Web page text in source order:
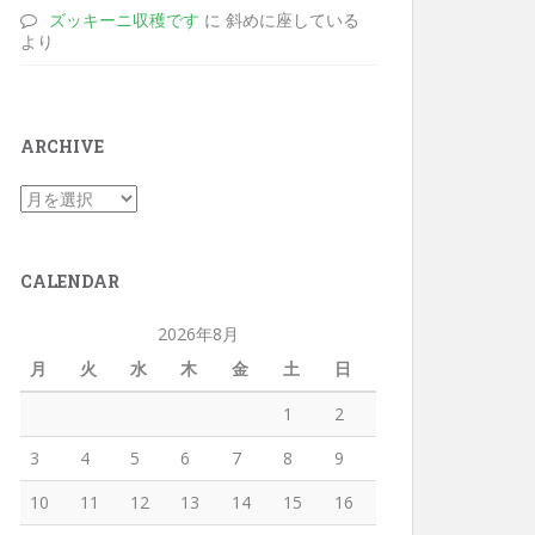
ズッキーニ収穫です に 斜めに座している
より
ARCHIVE
CALENDAR
2026年8月
月
火 水 木 金 土
日
1
2
3
4 5 6 7 8
9
10
11 12 13 14 15 16